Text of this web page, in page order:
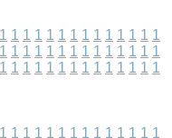
1 1 1 1 1 1 1 1 1 1 1 1 1 1
1 1 1 1 1 1 1 1 1 1 1 1 1 1
1 1 1 1 1 1 1 1 1 1 1 1 1 1
1 1 1 1 1 1 1 1 1 1 1 1 1 1